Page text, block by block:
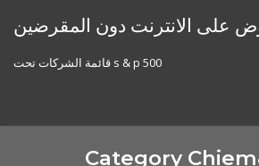
على الانترنت دون المقرضين
قائمة الشركات تحت s & p 500
Category